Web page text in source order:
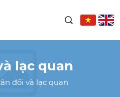
lạc quan
đối và lạc quan